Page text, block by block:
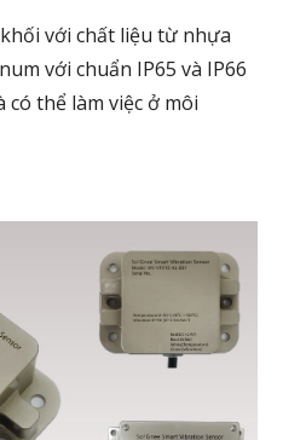
với chất liệu từ nhựa
với chuẩn IP65 và IP66
thể làm việc ở môi